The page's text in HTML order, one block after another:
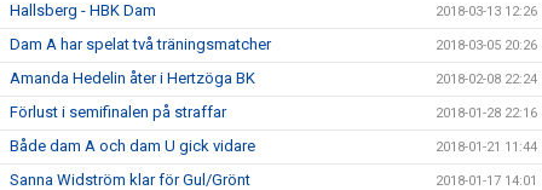
Hallsberg - HBK Dam 2018-03-13 12:26
Dam A har spelat två träningsmatcher 2018-03-05 20:26
Amanda Hedelin åter i Hertzöga BK 2018-02-08 22:24
Förlust i semifinalen på straffar 2018-01-28 22:16
Både dam A och dam U gick vidare 2018-01-21 11:44
Sanna Widström klar för Gul/Grönt 2018-01-17 14:01